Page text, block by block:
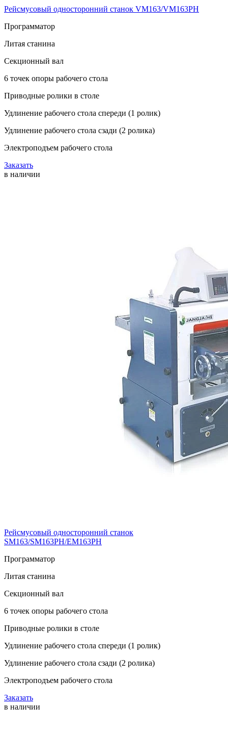
Рейсмусовый односторонний станок VM163/VM163PH
Программатор
Литая станина
Секционный вал
6 точек опоры рабочего стола
Приводные ролики в столе
Удлинение рабочего стола спереди (1 ролик)
Удлинение рабочего стола сзади (2 ролика)
Электроподъем рабочего стола
Заказать
в наличии
Рейсмусовый односторонний станок
SM163/SM163PH/EM163PH
Программатор
Литая станина
Секционный вал
6 точек опоры рабочего стола
Приводные ролики в столе
Удлинение рабочего стола спереди (1 ролик)
Удлинение рабочего стола сзади (2 ролика)
Электроподъем рабочего стола
Заказать
в наличии